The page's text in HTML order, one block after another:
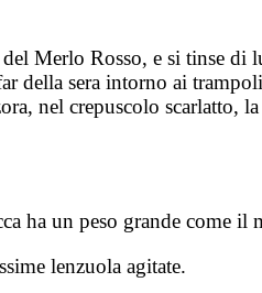
Merlo Rosso, e si tinse di
della sera intorno ai
nel crepuscolo scarlatto,
ha un peso grande come il
lenzuola agitate.